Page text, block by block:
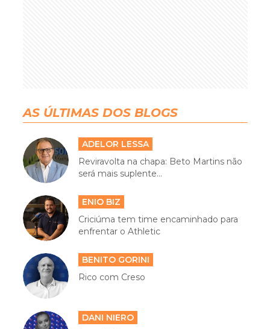
AS ÚLTIMAS DOS BLOGS
ADELOR LESSA
Reviravolta na chapa: Beto Martins não
será mais suplente...
ENIO BIZ
Criciúma tem time encaminhado para
enfrentar o Athletic
BENITO GORINI
Rico com Creso
DANI NIERO